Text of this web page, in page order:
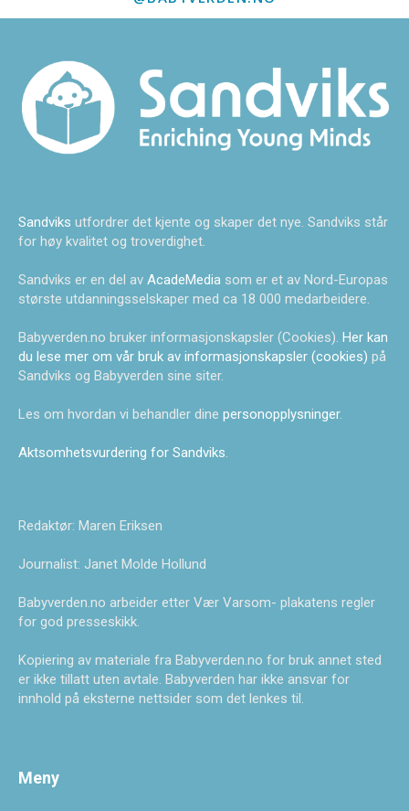
Sandviks utfordrer det kjente og skaper det nye. Sandviks står
for høy kvalitet og troverdighet.
Sandviks er en del av AcadeMedia som er et av Nord-Europas
største utdanningsselskaper med ca 18 000 medarbeidere.
Babyverden.no bruker informasjonskapsler (Cookies). Her kan
du lese mer om vår bruk av informasjonskapsler (cookies) på
Sandviks og Babyverden sine siter.
Les om hvordan vi behandler dine personopplysninger.
Aktsomhetsvurdering for Sandviks.
Redaktør: Maren Eriksen
Journalist: Janet Molde Hollund
Babyverden.no arbeider etter Vær Varsom- plakatens regler
for god presseskikk.
Kopiering av materiale fra Babyverden.no for bruk annet sted
er ikke tillatt uten avtale. Babyverden har ikke ansvar for
innhold på eksterne nettsider som det lenkes til.
Meny